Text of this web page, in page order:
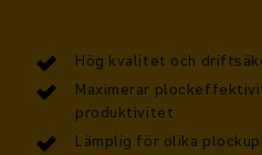
Hög kvalitet och
Maximerar
produktivitet
Lämplig för olika